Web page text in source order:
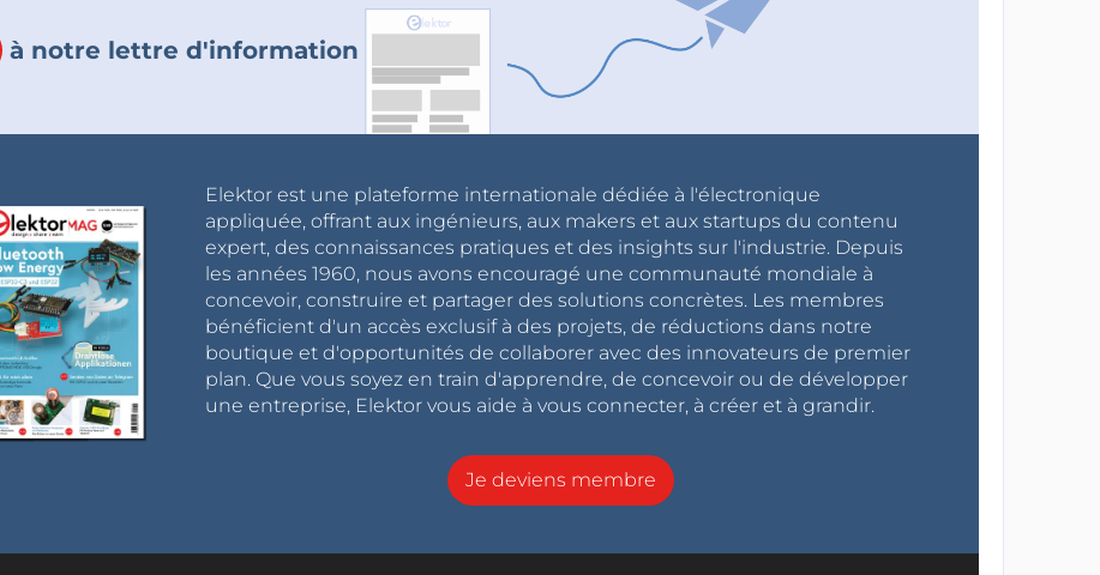
à notre lettre d'information
Elektor est une plateforme internationale dédiée à l'électronique
appliquée, offrant aux ingénieurs, aux makers et aux startups du contenu
expert, des connaissances pratiques et des insights sur l'industrie. Depuis
les années 1960, nous avons encouragé une communauté mondiale à
concevoir, construire et partager des solutions concrètes. Les membres
bénéficient d'un accès exclusif à des projets, de réductions dans notre
boutique et d'opportunités de collaborer avec des innovateurs de premier
plan. Que vous soyez en train d'apprendre, de concevoir ou de développer
une entreprise, Elektor vous aide à vous connecter, à créer et à grandir.
Je deviens membre